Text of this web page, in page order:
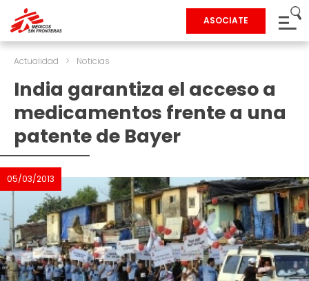
ASOCIATE
Actualidad > Noticias
India garantiza el acceso a
medicamentos frente a una
patente de Bayer
05/03/2013